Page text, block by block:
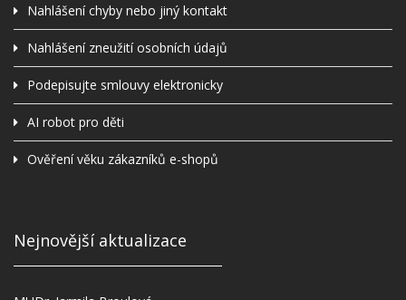
Nahlášení chyby nebo jiný kontakt
Nahlášení zneužití osobních údajů
Podepisujte smlouvy elektronicky
AI robot pro děti
Ověření věku zákazníků e-shopů
Nejnovější aktualizace